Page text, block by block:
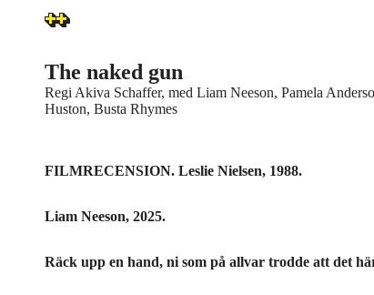
The naked gun
Regi Akiva Schaffer, med Liam Neeson, Pamela
Huston, Busta Rhymes
FILMRECENSION. Leslie Nielsen, 1988.
Liam Neeson, 2025.
Räck upp en hand, ni som på allvar trodde att det